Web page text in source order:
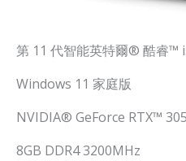
第 11 代智能英特爾® 酷睿™
Windows 11 家庭版
NVIDIA® GeForce RTX™
8GB DDR4 3200MHz